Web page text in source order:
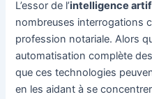
L’essor de l’intelligence
nombreuses interrogations
profession notariale. Alors
automatisation complète
que ces technologies
en les aidant à se